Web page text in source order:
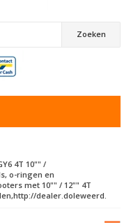
Zoeken
4T 10"" /
o-ringen en
met 10"" / 12"" 4T
dealer.doleweerd.